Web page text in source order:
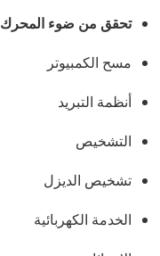
تحقق من ضوء المحرك
مسح الكمبيوتر
أنظمة التبريد
التشخيص
تشخيص الديزل
الخدمة الكهربائية